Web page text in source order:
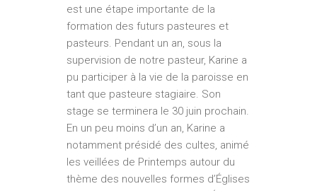
est une étape importante de la
formation des futurs pasteures et
pasteurs. Pendant un an, sous la
supervision de notre pasteur, Karine a
pu participer à la vie de la paroisse en
tant que pasteure stagiaire. Son
stage se terminera le 30 juin prochain.
En un peu moins d’un an, Karine a
notamment présidé des cultes, animé
les veillées de Printemps autour du
thème des nouvelles formes d’Églises